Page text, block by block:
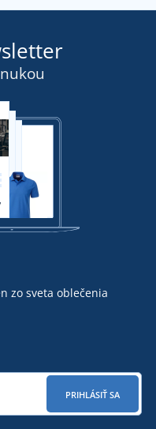
zo sveta oblečenia
PRIHLÁSIŤ SA